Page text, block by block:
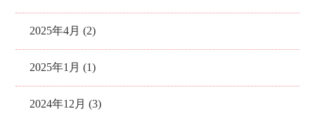
2025年4月 (2)
2025年1月 (1)
2024年12月 (3)